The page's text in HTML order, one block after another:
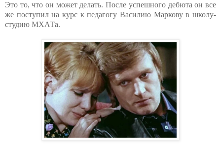
Это то, что он может делать. После успешного дебюта он все
же поступил на курс к педагогу Василию Маркову в школу-
студию МХАТа.